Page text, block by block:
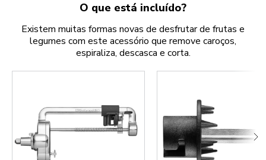
O que está incluído?
Existem muitas formas novas de desfrutar de frutas e
legumes com este acessório que remove caroços,
espiraliza, descasca e corta.